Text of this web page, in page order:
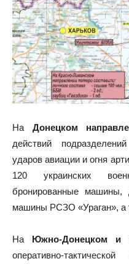
На Донецком
действий
ударов авиации и огня
120 украинских
бронированные
машины РСЗО «Ураган», а
На Южно-Донецком и
оперативно-